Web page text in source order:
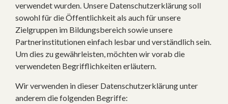
verwendet wurden. Unsere Datenschutzerklärung soll
sowohl für die Öffentlichkeit als auch für unsere
Zielgruppen im Bildungsbereich sowie unsere
Partnerinstitutionen einfach lesbar und verständlich sein.
Um dies zu gewährleisten, möchten wir vorab die
verwendeten Begrifflichkeiten erläutern.
Wir verwenden in dieser Datenschutzerklärung unter
anderem die folgenden Begriffe: